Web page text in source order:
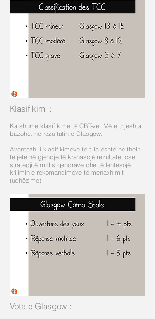
Klasifikimi :
Ka shumë klasifikime të CBT-ve. Më e thjeshta
bazohet në rezultatin e Glasgow.
Avantazhi i klasifikimeve të tilla është në thelb
të jetë në gjendje të krahasojë rezultatet ose
strategjitë midis qendrave dhe të lehtësojë
krijimin e rekomandimeve të menaxhimit
(udhëzime)
Vota e Glasgow :